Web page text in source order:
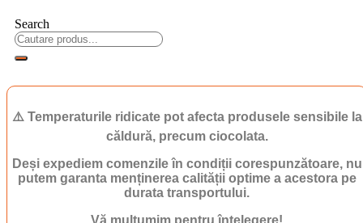
Search
⚠️ Temperaturile ridicate pot afecta produsele sensibile la
căldură, precum ciocolata.
Deși expediem comenzile în condiții corespunzătoare, nu
putem garanta menținerea calității optime a acestora pe
durata transportului.
Vă mulțumim pentru înțelegere!